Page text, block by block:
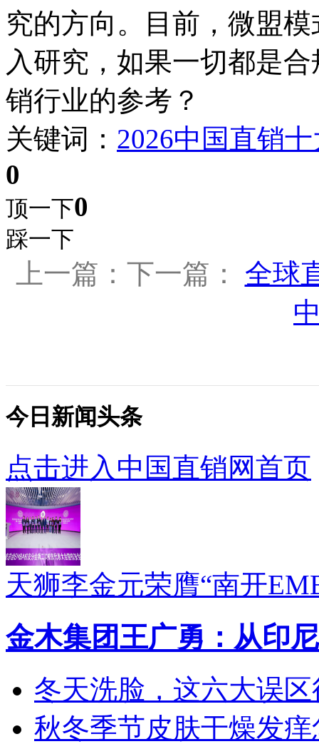
究的方向。目前，微盟
入研究，如果一切都是
销行业的参考？
关键词： 2026中国直销十
0
顶一下0
踩一下
上一篇：下一篇： 全球
今日新闻头条
点击进入中国直销网首页
天狮李金元荣膺“南开
金木集团王广勇：从印
冬天洗脸，这六大误
秋冬季节皮肤干燥发痒